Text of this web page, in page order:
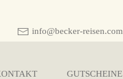
info@becker-reisen.com
GUTSCHEINE